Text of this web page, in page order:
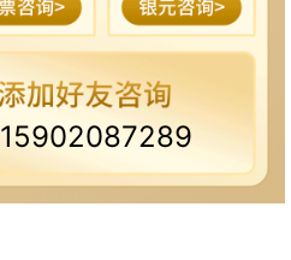
15902087289